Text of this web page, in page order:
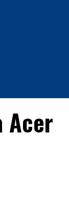
Acer